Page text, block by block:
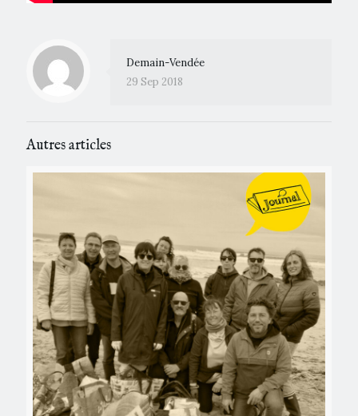
Demain-Vendée
29 Sep 2018
Autres articles